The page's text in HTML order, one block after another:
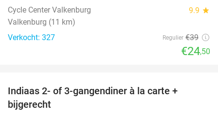
Cycle Center Valkenburg 9.9 star
Valkenburg (11 km)
Verkocht: 327
Regulier €39
€24,50
Indiaas 2- of 3-gangendiner à la carte +
bijgerecht